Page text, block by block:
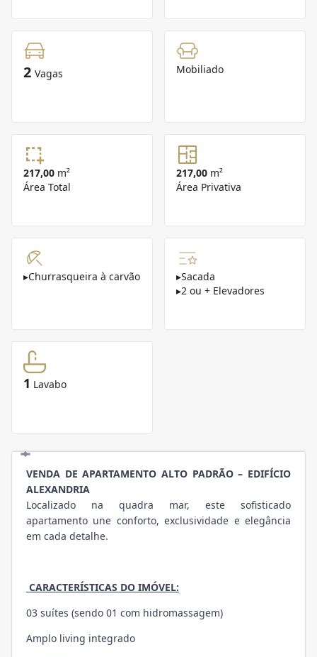
2 Vagas Mobiliado
217,00 m²
Área Total
217,00 m²
Área Privativa
▸Churrasqueira à carvão ▸Sacada
▸2 ou + Elevadores
1 Lavabo
VENDA DE APARTAMENTO ALTO PADRÃO – EDIFÍCIO
ALEXANDRIA
Localizado na quadra mar, este sofisticado
apartamento une conforto, exclusividade e elegância
em cada detalhe.
CARACTERÍSTICAS DO IMÓVEL:
03 suítes (sendo 01 com hidromassagem)
Amplo living integrado